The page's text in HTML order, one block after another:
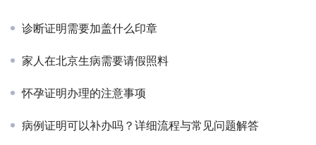
诊断证明需要加盖什么印章
家人在北京生病需要请假照料
怀孕证明办理的注意事项
病例证明可以补办吗？详细流程与常见问题解答